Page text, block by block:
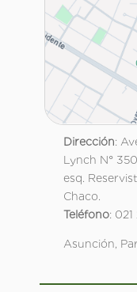
Dirección:
Lynch N°
esq.
Chaco.
Teléfono:
Asunción,